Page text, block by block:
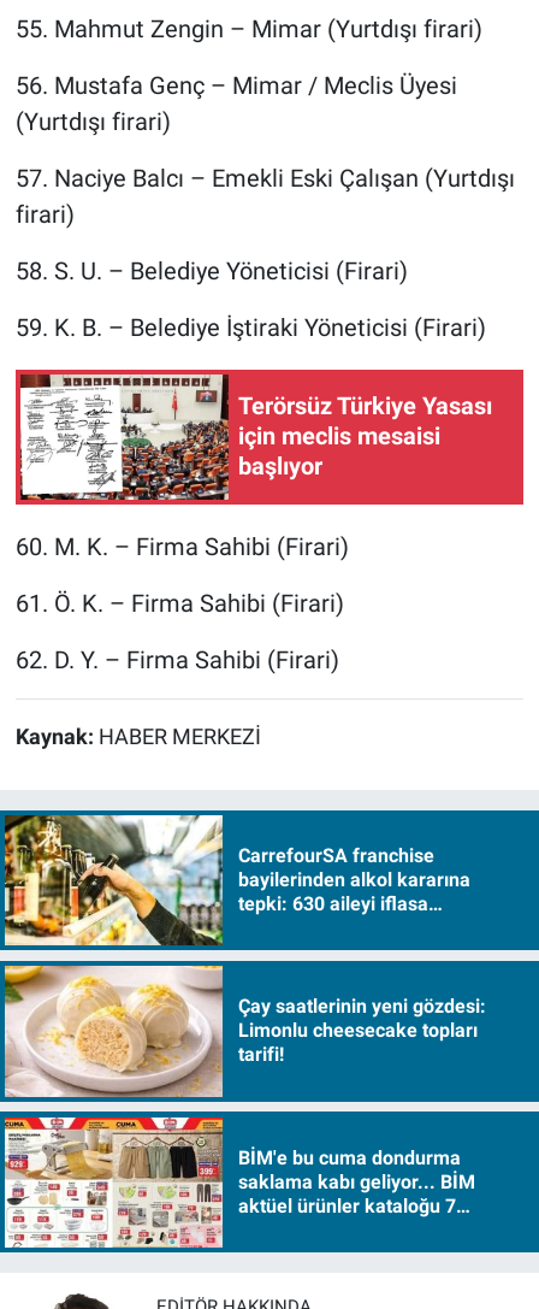
55.⁠ ⁠Mahmut Zengin – Mimar (Yurtdışı firari)
56.⁠ ⁠Mustafa Genç – Mimar / Meclis Üyesi
(Yurtdışı firari)
57.⁠ ⁠Naciye Balcı – Emekli Eski Çalışan (Yurtdışı
firari)
58.⁠ ⁠S. U. – Belediye Yöneticisi (Firari)
59.⁠ ⁠K. B. – Belediye İştiraki Yöneticisi (Firari)
Terörsüz Türkiye Yasası
için meclis mesaisi
başlıyor
60.⁠ ⁠M. K. – Firma Sahibi (Firari)
61.⁠ ⁠Ö. K. – Firma Sahibi (Firari)
62.⁠ ⁠D. Y. – Firma Sahibi (Firari)
Kaynak: HABER MERKEZİ
CarrefourSA franchise
bayilerinden alkol kararına
tepki: 630 aileyi iflasa
Çay saatlerinin yeni gözdesi:
Limonlu cheesecake topları
tarifi!
BİM'e bu cuma dondurma
saklama kabı geliyor... BİM
aktüel ürünler kataloğu 7